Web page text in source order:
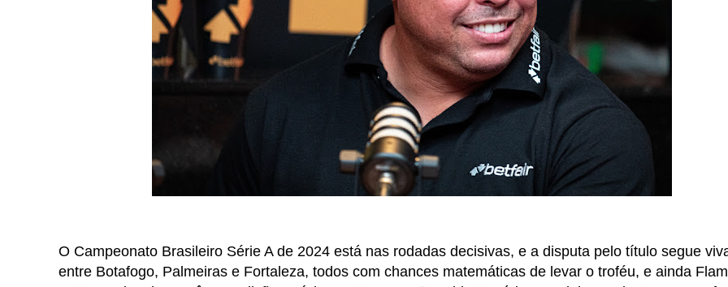
O Campeonato Brasileiro Série A de 2024 está nas rodadas decisivas, e a disputa pelo título segue
entre Botafogo, Palmeiras e Fortaleza, todos com chances matemáticas de levar o troféu, e ainda